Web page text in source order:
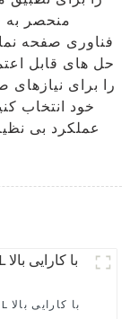
منحصر به
فناوری صفحه
حل های قابل
عملکرد بی
کامپیوتر جاسازی شده صنعتی MPC-2018L با کارایی بالا